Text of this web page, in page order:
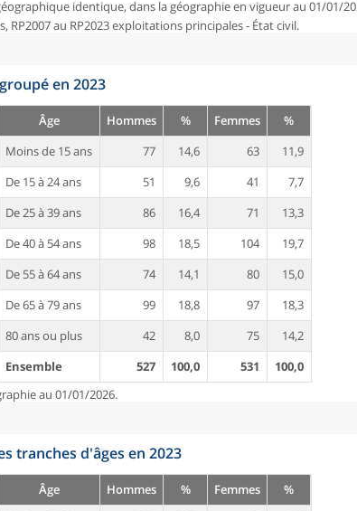
identique, dans la géographie en vigueur au 01/01/
RP2007 au RP2023 exploitations principales - État civil.
en 2023
Âge Hommes % Femmes
%
Moins de 15 ans
77 14,6 63
11,9
De 15 à 24 ans
51 9,6 41
7,7
De 25 à 39 ans
86 16,4 71
13,3
De 40 à 54 ans
98 18,5 104
19,7
De 55 à 64 ans
74 14,1 80
15,0
De 65 à 79 ans
99 18,8 97
18,3
80 ans ou plus
42 8,0 75
14,2
Ensemble
527 100,0 531
100,0
au 01/01/2026.
tranches d'âges en 2023
Âge Hommes % Femmes
%